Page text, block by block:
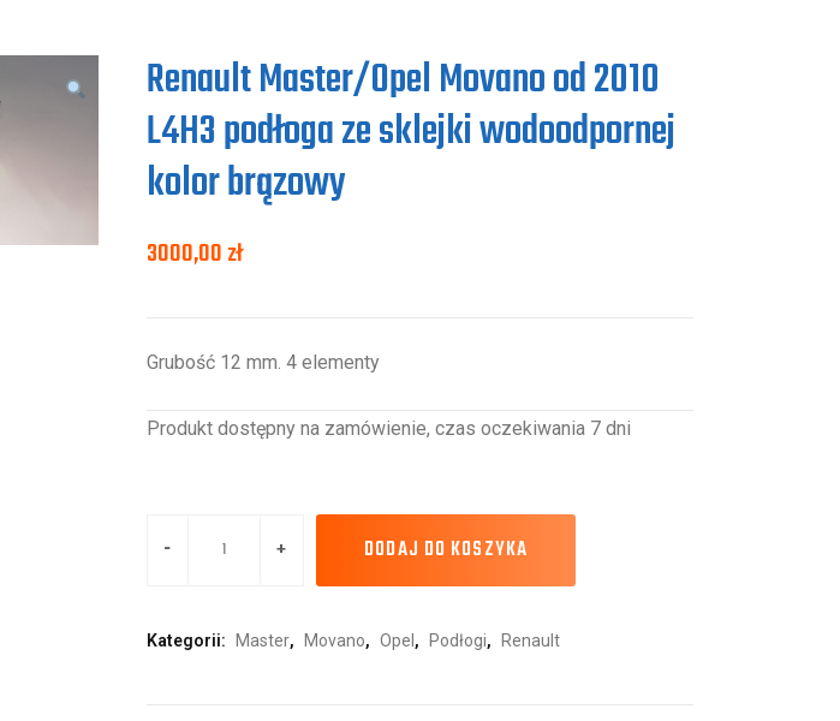
Renault Master/Opel Movano od 2010
L4H3 podłoga ze sklejki wodoodpornej
kolor brązowy
3000,00zł
Grubość 12 mm. 4 elementy
Produkt dostępny na zamówienie, czas oczekiwania 7 dni
DODAJ DO KOSZYKA
Kategorii: Master, Movano, Opel , Podłogi, Renault